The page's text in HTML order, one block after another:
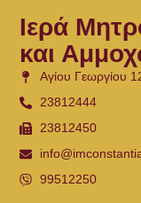
Ιερά
και
Αγίου Γεωργίου
23812444
23812450
99512250